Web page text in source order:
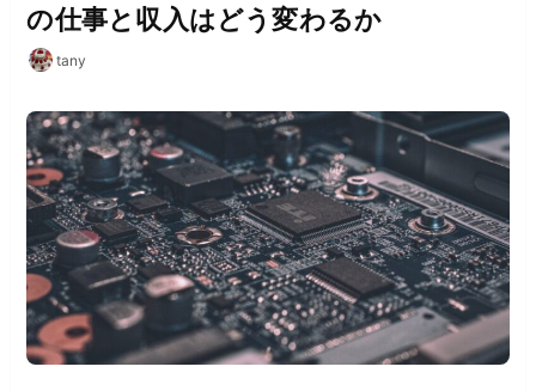
の仕事と収入はどう変わるか
tany